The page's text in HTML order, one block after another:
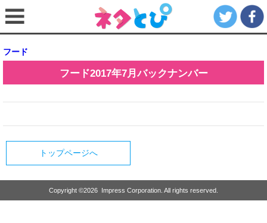
フード
フード2017年7月バックナンバー
トップページへ
Copyright ©2026 Impress Corporation. All rights reserved.